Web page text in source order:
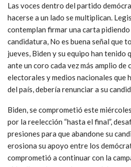
Las voces dentro del partido
hacerse a un lado se multiplican.
contemplan firmar una carta
candidatura, No es buena señal que
jueves, Biden y su equipo han tenido
ante un coro cada vez más amplio
electorales y medios nacionales que
del país, debería renunciar a su
Biden, se comprometió este
por la reelección “hasta el final”,
presiones para que abandone su
erosiona su apoyo entre los
comprometió a continuar con la